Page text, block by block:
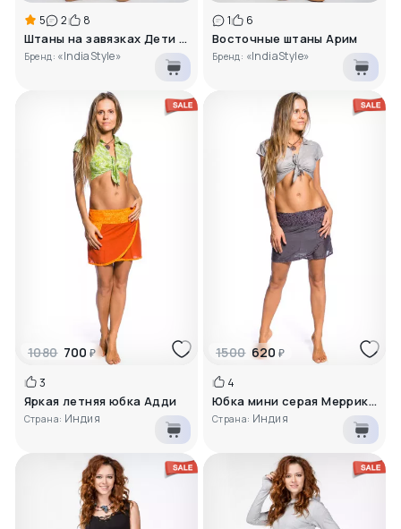
5
2 8
Штаны на завязках Дети индиго
Бренд: «IndiaStyle»
1
6
Восточные штаны Арим
Бренд: «IndiaStyle»
1080 700 ₽
3
Яркая летняя юбка Адди
Страна: Индия
1500 620 ₽
4
Юбка мини серая Мерриконе
Страна: Индия